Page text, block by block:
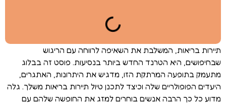
תיירות בריאות, המשלבת את השאיפה לרווחה עם הריגוש
שבחיפושים, היא הטרנד החדש ביותר בנסיעות. פוסט זה בבלוג
מתעמק בתופעה המרתקת הזו, מדגיש את היתרונות, האתגרים,
היעדים הפופולריים שלה וכיצד לתכנן טיול תיירות בריאות משלך. גלה
מדוע כל כך הרבה אנשים בוחרים למזג את החופשה שלהם עם